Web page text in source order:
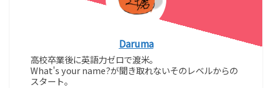
Daruma
高校卒業後に英語力ゼロで渡米。
What's your name?が聞き取れないそのレベルからの
スタート。